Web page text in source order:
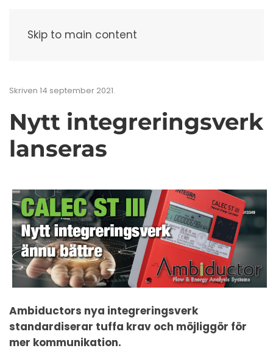
Skip to main content
Skriven 14 september 2021.
Nytt integreringsverk
lanseras
Ambiductors nya integreringsverk
standardiserar tuffa krav och möjliggör för
mer kommunikation.